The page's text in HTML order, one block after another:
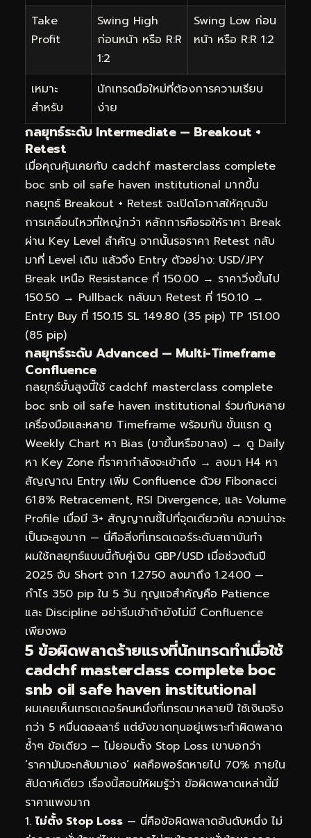
Take
Profit
Swing High
ก่อนหน้า หรือ R:R
1:2
Swing Low ก่อน
หน้า หรือ R:R 1:2
เหมาะ
สำหรับ
นักเทรดมือใหม่ที่ต้องการความเรียบ
ง่าย
กลยุทธ์ระดับ Intermediate — Breakout +
Retest
เมื่อคุณคุ้นเคยกับ cadchf masterclass complete
boc snb oil safe haven institutional มากขึ้น
กลยุทธ์ Breakout + Retest จะเปิดโอกาสให้คุณจับ
การเคลื่อนไหวที่ใหญ่กว่า หลักการคือรอให้ราคา Break
ผ่าน Key Level สำคัญ จากนั้นรอราคา Retest กลับ
มาที่ Level เดิม แล้วจึง Entry ตัวอย่าง: USD/JPY
Break เหนือ Resistance ที่ 150.00 → ราคาวิ่งขึ้นไป
150.50 → Pullback กลับมา Retest ที่ 150.10 →
Entry Buy ที่ 150.15 SL 149.80 (35 pip) TP 151.00
(85 pip)
กลยุทธ์ระดับ Advanced — Multi-Timeframe
Confluence
กลยุทธ์ขั้นสูงนี้ใช้ cadchf masterclass complete
boc snb oil safe haven institutional ร่วมกับหลาย
เครื่องมือและหลาย Timeframe พร้อมกัน ขั้นแรก ดู
Weekly Chart หา Bias (ขาขึ้นหรือขาลง) → ดู Daily
หา Key Zone ที่ราคากำลังจะเข้าถึง → ลงมา H4 หา
สัญญาณ Entry เพิ่ม Confluence ด้วย Fibonacci
61.8% Retracement, RSI Divergence, และ Volume
Profile เมื่อมี 3+ สัญญาณชี้ไปที่จุดเดียวกัน ความน่าจะ
เป็นจะสูงมาก — นี่คือสิ่งที่เทรดเดอร์ระดับสถาบันทำ
ผมใช้กลยุทธ์แบบนี้กับคู่เงิน GBP/USD เมื่อช่วงต้นปี
2025 จับ Short จาก 1.2750 ลงมาถึง 1.2400 —
กำไร 350 pip ใน 5 วัน กุญแจสำคัญคือ Patience
และ Discipline อย่ารีบเข้าถ้ายังไม่มี Confluence
เพียงพอ
5 ข้อผิดพลาดร้ายแรงที่นักเทรดทำเมื่อใช้
cadchf masterclass complete boc
snb oil safe haven institutional
ผมเคยเห็นเทรดเดอร์คนหนึ่งที่เทรดมาหลายปี ใช้เงินจริง
กว่า 5 หมื่นดอลลาร์ แต่ยังขาดทุนอยู่เพราะทำผิดพลาด
ซ้ำๆ ข้อเดียว — ไม่ยอมตั้ง Stop Loss เขาบอกว่า
‘ราคามันจะกลับมาเอง’ ผลคือพอร์ตหายไป 70% ภายใน
สัปดาห์เดียว เรื่องนี้สอนให้ผมรู้ว่า ข้อผิดพลาดเหล่านี้มี
ราคาแพงมาก
ไม่ตั้ง Stop Loss — นี่คือข้อผิดพลาดอันดับหนึ่ง ไม่